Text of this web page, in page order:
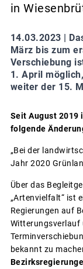
in
14.03.2023 |
März bis zum
Verschiebung
1. April
weiter der 15.
Seit August 2019
folgende
„Bei der
Jahr 2020
Über das
„Artenvielfalt“ ist
Regierungen auf
Witterungsverlauf
bekannt zu